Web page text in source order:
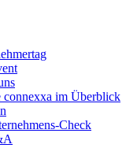
connexxa im Überblick
Check